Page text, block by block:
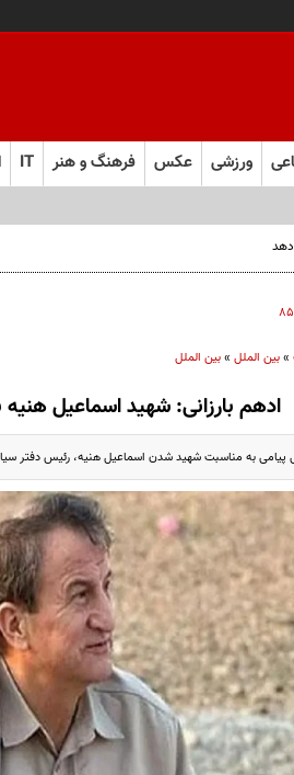
ورزشی عکس فرهنگ و هنر IT
»بین الملل»بین الملل
ادهم بارزانی: شهید اسماعیل
پیامی به مناسبت شهید شدن اسماعیل هنیه، رئیس